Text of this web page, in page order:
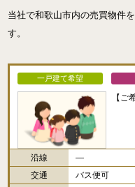
当社で和歌山市内の売買物件
す。
一戸建て希望
【ご
沿線
―
交通
バス便可